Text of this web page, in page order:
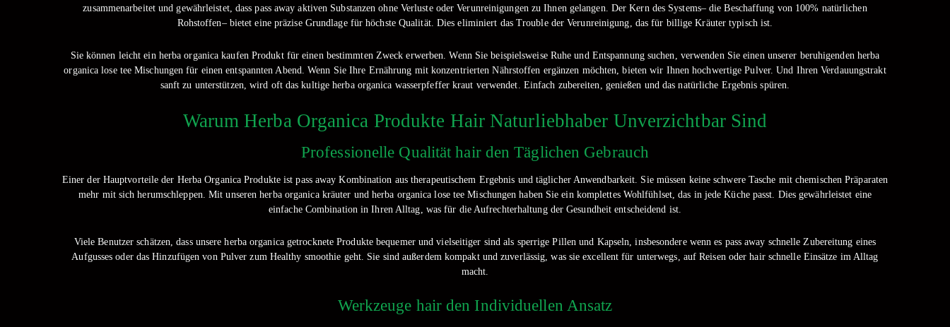
zusammenarbeitet und gewährleistet, dass pass away aktiven Substanzen ohne Verluste oder Verunreinigungen zu Ihnen gelangen. Der Kern des Systems– die Beschaffung von 100% natürlichen
Rohstoffen– bietet eine präzise Grundlage für höchste Qualität. Dies eliminiert das Trouble der Verunreinigung, das für billige Kräuter typisch ist.
Sie können leicht ein herba organica kaufen Produkt für einen bestimmten Zweck erwerben. Wenn Sie beispielsweise Ruhe und Entspannung suchen, verwenden Sie einen unserer beruhigenden herba
organica lose tee Mischungen für einen entspannten Abend. Wenn Sie Ihre Ernährung mit konzentrierten Nährstoffen ergänzen möchten, bieten wir Ihnen hochwertige Pulver. Und Ihren Verdauungstrakt
sanft zu unterstützen, wird oft das kultige herba organica wasserpfeffer kraut verwendet. Einfach zubereiten, genießen und das natürliche Ergebnis spüren.
Warum Herba Organica Produkte Hair Naturliebhaber Unverzichtbar Sind
Professionelle Qualität hair den Täglichen Gebrauch
Einer der Hauptvorteile der Herba Organica Produkte ist pass away Kombination aus therapeutischem Ergebnis und täglicher Anwendbarkeit. Sie müssen keine schwere Tasche mit chemischen Präparaten
mehr mit sich herumschleppen. Mit unseren herba organica kräuter und herba organica lose tee Mischungen haben Sie ein komplettes Wohlfühlset, das in jede Küche passt. Dies gewährleistet eine
einfache Combination in Ihren Alltag, was für die Aufrechterhaltung der Gesundheit entscheidend ist.
Viele Benutzer schätzen, dass unsere herba organica getrocknete Produkte bequemer und vielseitiger sind als sperrige Pillen und Kapseln, insbesondere wenn es pass away schnelle Zubereitung eines
Aufgusses oder das Hinzufügen von Pulver zum Healthy smoothie geht. Sie sind außerdem kompakt und zuverlässig, was sie excellent für unterwegs, auf Reisen oder hair schnelle Einsätze im Alltag
macht.
Werkzeuge hair den Individuellen Ansatz